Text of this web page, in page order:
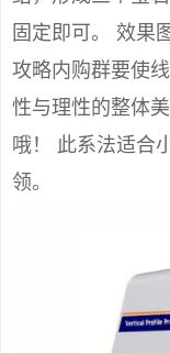
固定即可。 效果
攻略内购群要使
性与理性的整体
哦！ 此系法适合
领。